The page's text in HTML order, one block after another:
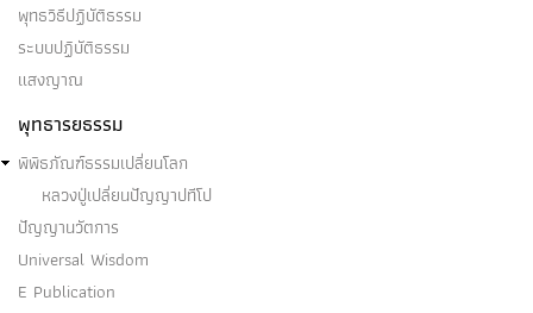
พุทธวิธีปฏิบัติธรรม
ระบบปฏิบัติธรรม
แสงญาณ
พุทธารยธรรม
พิพิธภัณฑ์ธรรมเปลี่ยนโลก
หลวงปู่เปลี่ยนปัญญาปทีโป
ปัญญานวัตการ
Universal Wisdom
E Publication